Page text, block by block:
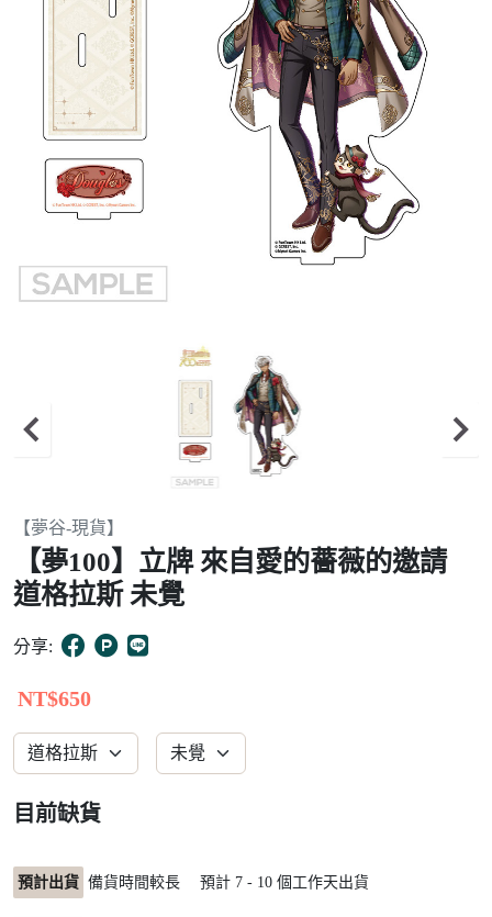
Item
of
1
【夢谷-現貨】
【夢100】立牌 來自愛的薔薇的邀請
道格拉斯 未覺
分享:
NT$650
目前缺貨
預計出貨 備貨時間較長 預計 7 - 10 個工作天出貨